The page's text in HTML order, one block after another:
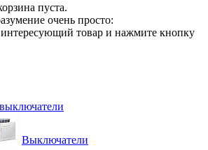
пуста.
очень просто:
интересующий товар и нажмите кнопку
Выключатели